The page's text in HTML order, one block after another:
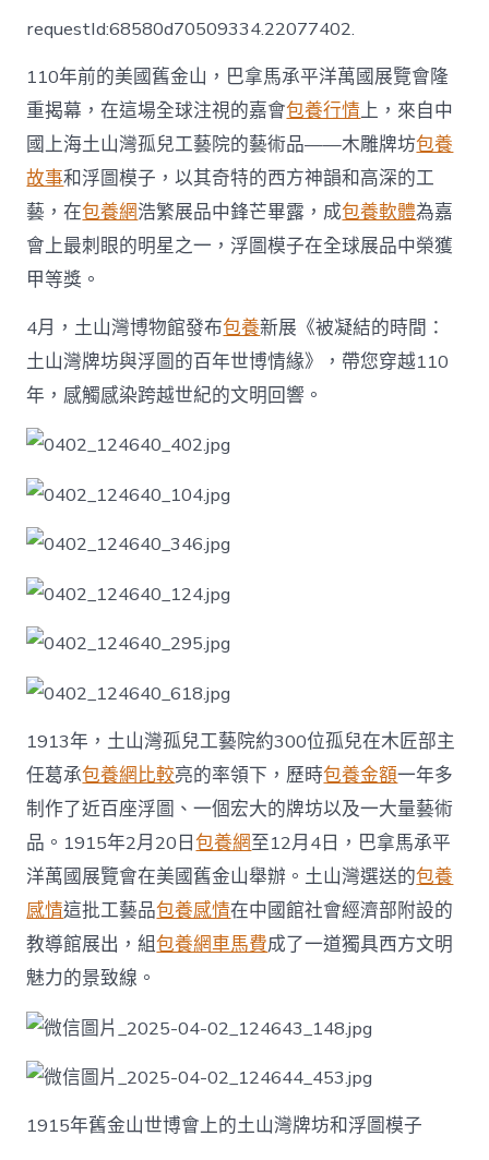
·
享
一
包
養
讀
這
個
展
覽
帶
您
110
年，
感
觸
感
requestId:68580d70509334.22077402.
110年前的美國舊金山，巴拿馬承平洋萬國展覽會隆
重揭幕，在這場全球注視的嘉會包養行情上，來自中
國上海土山灣孤兒工藝院的藝術品——木雕牌坊包養
故事和浮圖模子，以其奇特的西方神韻和高深的工
藝，在包養網浩繁展品中鋒芒畢露，成包養軟體為嘉
會上最刺眼的明星之一，浮圖模子在全球展品中榮獲
甲等獎。
4月，土山灣博物館發布包養新展《被凝結的時間：
土山灣牌坊與浮圖的百年世博情緣》，帶您穿越110
年，感觸感染跨越世紀的文明回響。
1913年，土山灣孤兒工藝院約300位孤兒在木匠部主
任葛承包養網比較亮的率領下，歷時包養金額一年多
制作了近百座浮圖、一個宏大的牌坊以及一大量藝術
品。1915年2月20日包養網至12月4日，巴拿馬承平
洋萬國展覽會在美國舊金山舉辦。土山灣選送的包養
感情這批工藝品包養感情在中國館社會經濟部附設的
教導館展出，組包養網車馬費成了一道獨具西方文明
魅力的景致線。
1915年舊金山世博會上的土山灣牌坊和浮圖模子